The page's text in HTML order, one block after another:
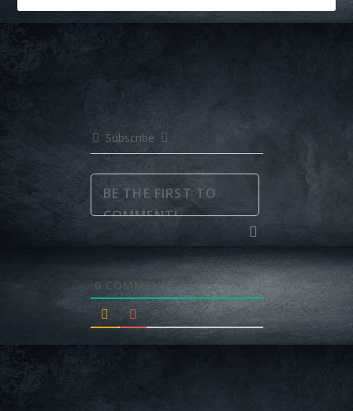
Subscribe
0 COMMENTS